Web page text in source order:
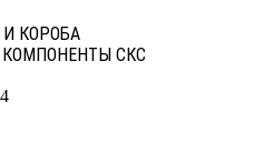
КОРОБА
СКС